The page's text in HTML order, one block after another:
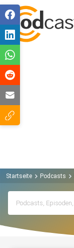
Startseite Podcasts